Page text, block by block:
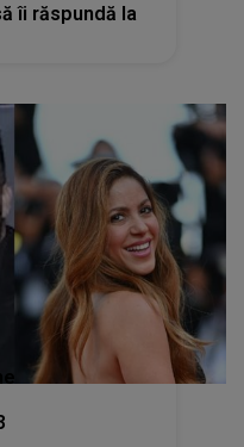
îi răspundă la